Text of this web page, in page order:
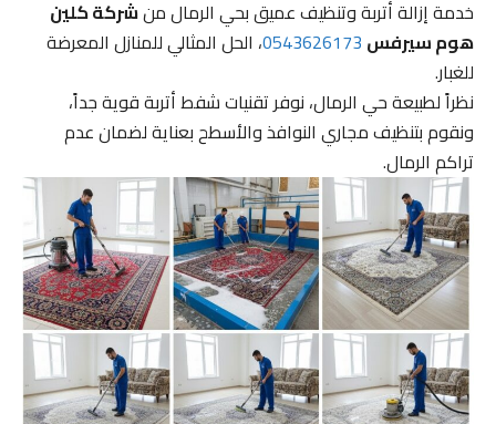
خدمة إزالة أتربة وتنظيف عميق بحي الرمال منشركة كلين
هوم سيرفس0543626173، الحل المثالي للمنازل المعرضة
للغبار.
نظراً لطبيعة حي الرمال، نوفر تقنيات شفط أتربة قوية جداً،
ونقوم بتنظيف مجاري النوافذ والأسطح بعناية لضمان عدم
تراكم الرمال.